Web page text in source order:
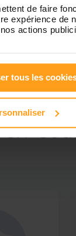
de faire
expérience de
actions
tous les